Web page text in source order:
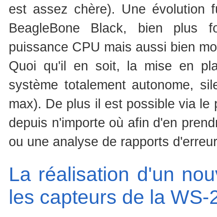
est assez chère). Une évolution
BeagleBone Black, bien plus
puissance CPU mais aussi bien
Quoi qu'il en soit, la mise en
système totalement autonome,
max). De plus il est possible via
depuis n'importe où afin d'en
ou une analyse de rapports
La réalisation d'un
les capteurs de la WS-